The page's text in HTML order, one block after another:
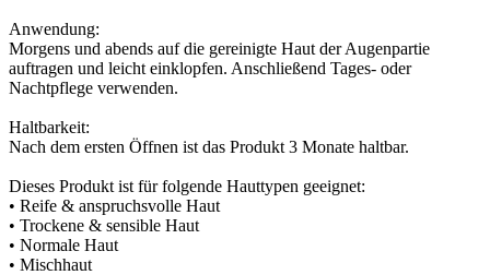
Anwendung:
Morgens und abends auf die gereinigte Haut der Augenpartie
auftragen und leicht einklopfen. Anschließend Tages- oder
Nachtpflege verwenden.
Haltbarkeit:
Nach dem ersten Öffnen ist das Produkt 3 Monate haltbar.
Dieses Produkt ist für folgende Hauttypen geeignet:
• Reife & anspruchsvolle Haut
• Trockene & sensible Haut
• Normale Haut
• Mischhaut